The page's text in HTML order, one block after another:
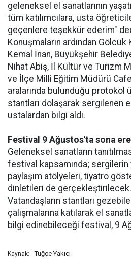
geleneksel el sanatlarının
tüm katılımcılara, usta
geçenlere teşekkür ederim"
Konuşmaların ardından
Kemal İnan, Büyükşehir
Nihat Abiş, İl Kültür ve Turizm
ve İlçe Milli Eğitim Müdürü
aralarında bulunduğu protokol
stantları dolaşarak sergilenen
ustalardan bilgi aldı.
Festival 9 Ağustos'ta sona
Geleneksel sanatların
festival kapsamında; sergilerin
paylaşım atölyeleri, tiyatro
dinletileri de gerçekleştirilecek.
Vatandaşların stantları
çalışmalarına katılarak el
bilgi edinebileceği festival, 9
Kaynak: Tuğçe Yakıcı